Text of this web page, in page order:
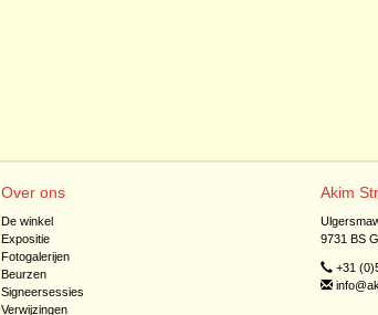
Over ons
De winkel
Expositie
Fotogalerijen
Beurzen
Signeersessies
Verwijzingen
Akim
9731 BS
+31